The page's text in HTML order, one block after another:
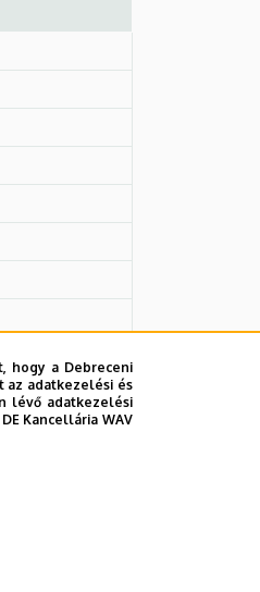
hogy a Debreceni
az adatkezelési és
lévő adatkezelési
DE Kancellária WAV